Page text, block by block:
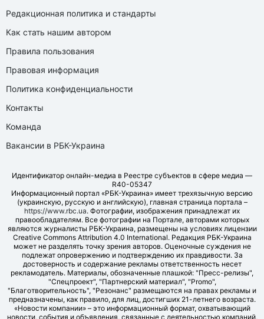
Редакционная политика и стандарты
Как стать нашим автором
Правила пользования
Правовая информация
Политика конфиденциальности
Контакты
Команда
Вакансии в РБК-Украина
Идентификатор онлайн-медиа в Реестре субъектов в сфере медиа —
R40-05347
Информационный портал «РБК-Украина» имеет трехязычную версию
(украинскую, русскую и английскую), главная страница портала –
https://www.rbc.ua. Фотографии, изображения принадлежат их
правообладателям. Все фотографии на Портале, авторами которых
являются журналисты РБК-Украина, размещены на условиях лицензии
Creative Commons Attribution 4.0 International. Редакция РБК-Украина
может не разделять точку зрения авторов. Оценочные суждения не
подлежат опровержению и подтверждению их правдивости. За
достоверность и содержание рекламы ответственность несет
рекламодатель. Материалы, обозначенные плашкой: "Пресс-релизы",
"Спецпроект", "Партнерский материал", "Promo",
"Благотворительность", "Резонанс" размещаются на правах рекламы и
предназначены, как правило, для лиц, достигших 21-летнего возраста.
«Новости компании» – это информационный формат, охватывающий
новости, события и объявления, связанные с деятельностью компаний,